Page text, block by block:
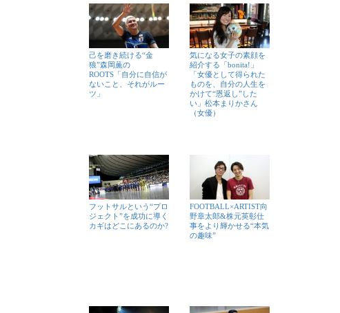
己を磨き続ける“金
狼”森岡薫の
ROOTS「自分に自信が
ないこと、それがルー
ツ」
気になる女子の素顔を
紹介する「bonita!」
「女優として得られた
ものを、自分の人生を
かけて“恩返し”した
い」松本まりかさん
（女優）
フットサルという“プロ
ジェクト”を成功に導く
カギはどこにあるのか?
FOOTBALL×ARTIST向
野章太郎&株元英彰仕
事をより輝かせる“本気
の趣味”